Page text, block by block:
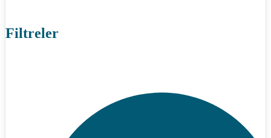
Filtreler